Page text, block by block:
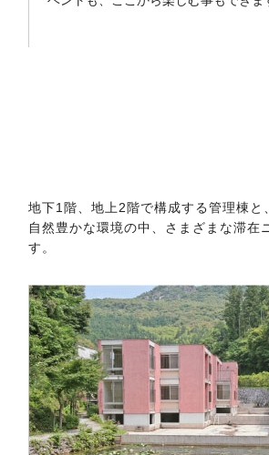
地下1階、地上2階で構成する管理棟
自然豊かな環境の中、さまざまな滞
す。